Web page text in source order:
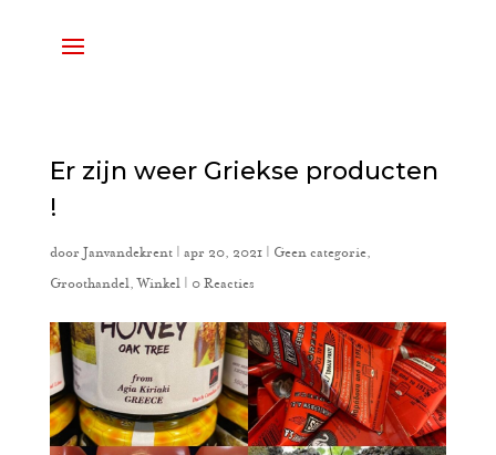
Er zijn weer Griekse producten
!
door Janvandekrent| apr 20, 2021| Geen categorie,
Groothandel,Winkel| 0 Reacties